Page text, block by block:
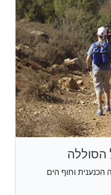
הסוללה
הכנענית וחוף הים